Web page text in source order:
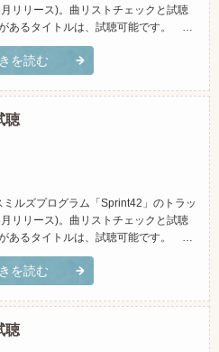
リリース)。曲リストチェックと試聴
るタイトルは、試聴可能です。 ＊
実際にクラスで使用している物と違
ログラム「Sprint(スプリント)」とは？
を読む
聴
ルズプログラム「Sprint42」のトラッ
リリース)。曲リストチェックと試聴
るタイトルは、試聴可能です。 ＊
実際にクラスで使用している物と違
ログラム「Sprint(スプリント)」とは？
を読む
聴